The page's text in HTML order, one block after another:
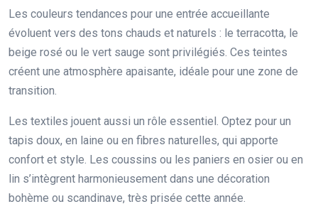
Les couleurs tendances pour une entrée accueillante
évoluent vers des tons chauds et naturels : le terracotta, le
beige rosé ou le vert sauge sont privilégiés. Ces teintes
créent une atmosphère apaisante, idéale pour une zone de
transition.
Les textiles jouent aussi un rôle essentiel. Optez pour un
tapis doux, en laine ou en fibres naturelles, qui apporte
confort et style. Les coussins ou les paniers en osier ou en
lin s’intègrent harmonieusement dans une décoration
bohème ou scandinave, très prisée cette année.